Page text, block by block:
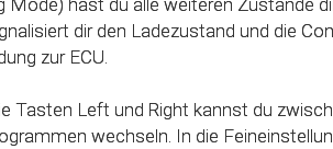
dir den Ladezustand und die
zur ECU.
Tasten Left und Right kannst du
wechseln. In die
angepasst. Mit Hilfe dieser
alle Potenziale deines Fahrzeuges